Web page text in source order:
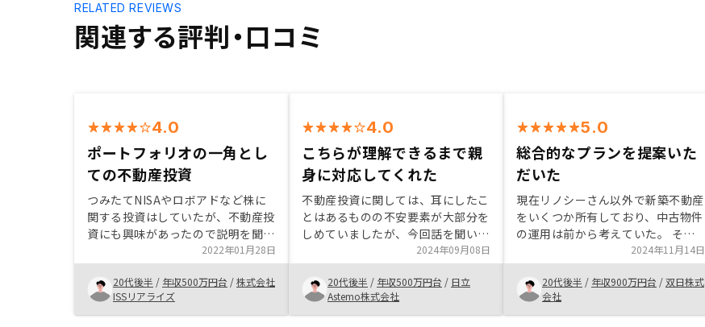
関連する評判・口コミ
RELATED REVIEWS
4.0
ポートフォリオの一角とし
ての不動産投資
つみたてNISAやロボアドなど株に
関する投資はしていたが、不動産投
資にも興味があったので説明を聞い
てみました。 RENOSYでは、投資
商品がどういう商品なのかが他社と
比較してもわかりやすく明快にご説
明頂きました。 分からない箇所に
ついても丁寧に教えて下さり、不安
2022年01月28日
20代後半 / 年収500万円台 /株式会社
ISSリアライズ
4.0
こちらが理解できるまで親
身に対応してくれた
不動産投資に関しては、耳にしたこ
とはあるものの不安要素が大部分を
しめていましたが、今回話を聞いて
その不安を払拭することができまし
た。 説明を受ける際は現地に足を
運ぶ必要はなく、オンライン通話で
実施頂き、こちらが納得できるまで
話を聞いてくれました。 また、初
2024年09月08日
20代後半 / 年収500万円台 / 日立
Astemo株式会社
5.0
総合的なプランを提案いた
だいた
現在リノシーさん以外で新築不動産
をいくつか所有しており、中古物件
の運用は前から考えていた。 そこ
をリノシーさんの営業担当者に相談
したところ、総合的な提案を頂き、
出口戦略の具体的なイメージが刺さ
った。
2024年11月14日
20代後半 / 年収900万円台 /双日株式
会社